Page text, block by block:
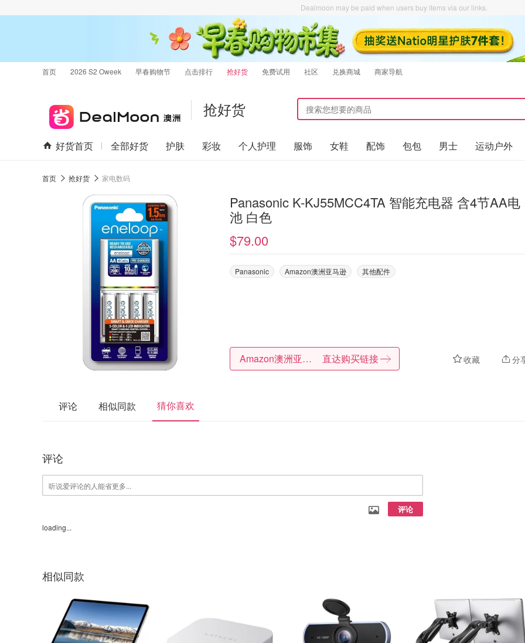
Dealmoon may be paid when users buy items via our links.
首页 2026 S2 Oweek 早春购物节 点击排行 抢好货 免费试用 社区 兑换商城 商家导航
抢好货
好货首页 全部好货 护肤 彩妆 个人护理 服饰 女鞋 配饰 包包 男士 运动户外
首页 抢好货 家电数码
Panasonic K-KJ55MCC4TA 智能充电器 含4节AA电
池 白色
$79.00
Panasonic Amazon澳洲亚马逊 其他配件
收藏 分
Amazon澳洲亚马逊 直达购买链接
评论 相似同款 猜你喜欢
评论
评论
loading...
相似同款